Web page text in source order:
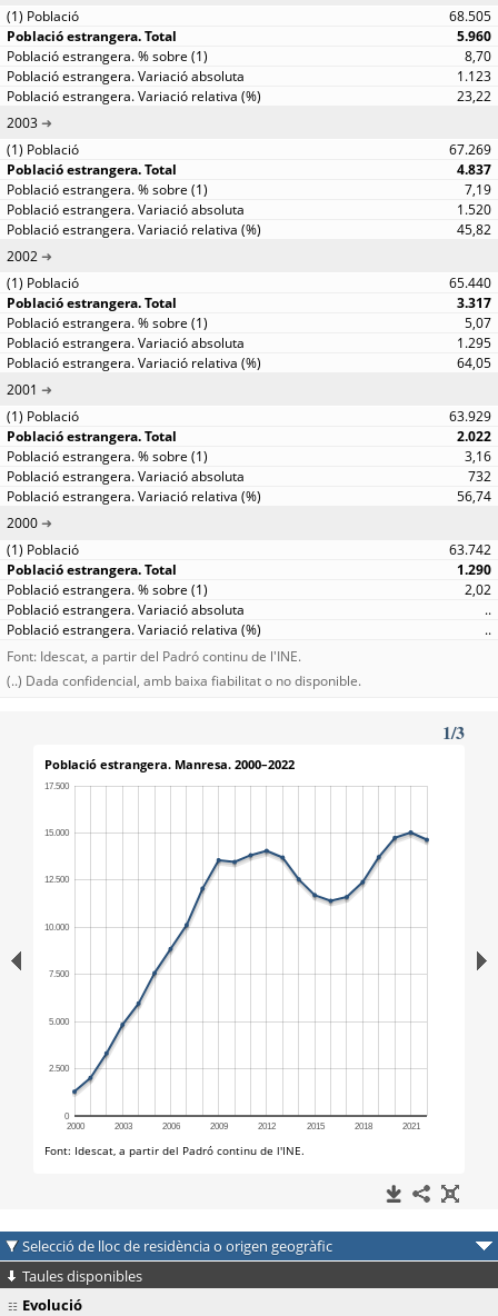
68.505
5.960
8,70
1.123
23,22
2003
67.269
4.837
7,19
1.520
45,82
2002
65.440
3.317
5,07
1.295
64,05
2001
63.929
2.022
3,16
732
56,74
2000
63.742
1.290
2,02
..
..
Font: Idescat, a partir del Padró continu de l'INE.
(..) Dada confidencial, amb baixa fiabilitat o no disponible.
Selecció de lloc de residència o origen geogràfic
Taules disponibles
Evolució